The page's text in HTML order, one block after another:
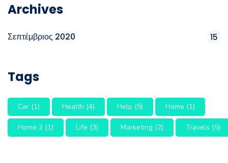
Archives
Σεπτέμβριος 2020 15
Tags
Car (1) Health (4) Help (5) Home (1)
Home 2 (1) Life (3) Marketing (2) Travels (5)